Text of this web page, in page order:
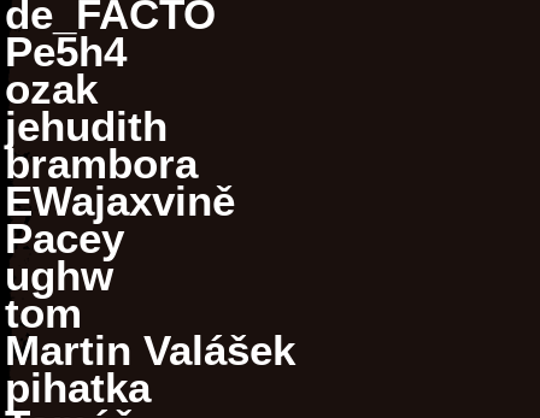
de_FACTO
Pe5h4
ozak
jehudith
brambora
EWajaxvině
Pacey
ughw
tom
Martin Valášek
pihatka